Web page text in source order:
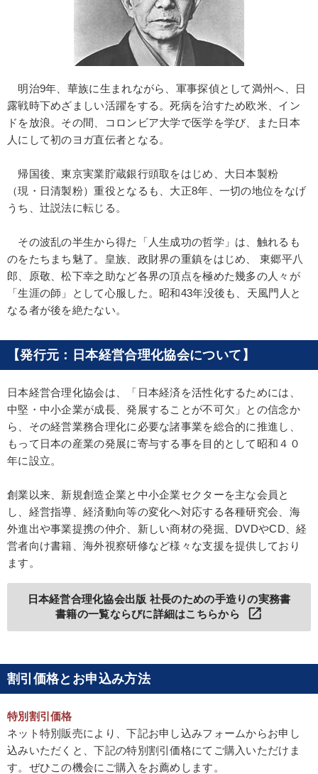
明治9年、華族に生まれながら、軍事探偵として満州へ、日
露戦時下めざましい活躍をする。死病を治すため欧米、イン
ドを放浪。その間、コロンビア大学で医学を学び、また日本
人にして初のヨガ直伝者となる。
帰国後、東京実業貯蔵銀行頭取をはじめ、大日本製粉
（現・日清製粉）重役となるも、大正8年、一切の地位をなげ
うち、辻説法に転じる。
その波乱の半生から得た「人生成功の哲学」は、触れるも
のをたちまち魅了。皇族、政財界の重鎮をはじめ、 東郷平八
郎、原敬、松下幸之助など各界の頂点を極めた幾多の人々が
「生涯の師」として心服した。昭和43年没後も、天風門人と
なる者が後を絶たない。
【発行元：日本経営合理化協会について】
日本経営合理化協会は、「日本経済を活性化するためには、
中堅・中小企業が成長、発展することが不可欠」との信念か
ら、その経営業務合理化に必要な諸事業を総合的に推進し、
もって日本の産業の発展に寄与する事を目的として昭和４０
年に設立。
創業以来、新規創造企業と中小企業セクターを主な会員と
し、経営指導、経済動向等の変化へ対応する各種研究会、海
外進出や事業提携の仲介、新しい商材の発掘、DVDやCD、経
営者向け書籍、海外視察研修など様々な支援を提供しており
ます。
日本経営合理化協会出版 社長のための手造りの実務書
書籍の一覧ならびに詳細はこちらから
open_in_new
割引価格とお申込み方法
特別割引価格
ネット特別販売により、下記お申し込みフォームからお申し
込みいただくと、下記の特別割引価格にてご購入いただけま
す。ぜひこの機会にご購入をお薦めします。